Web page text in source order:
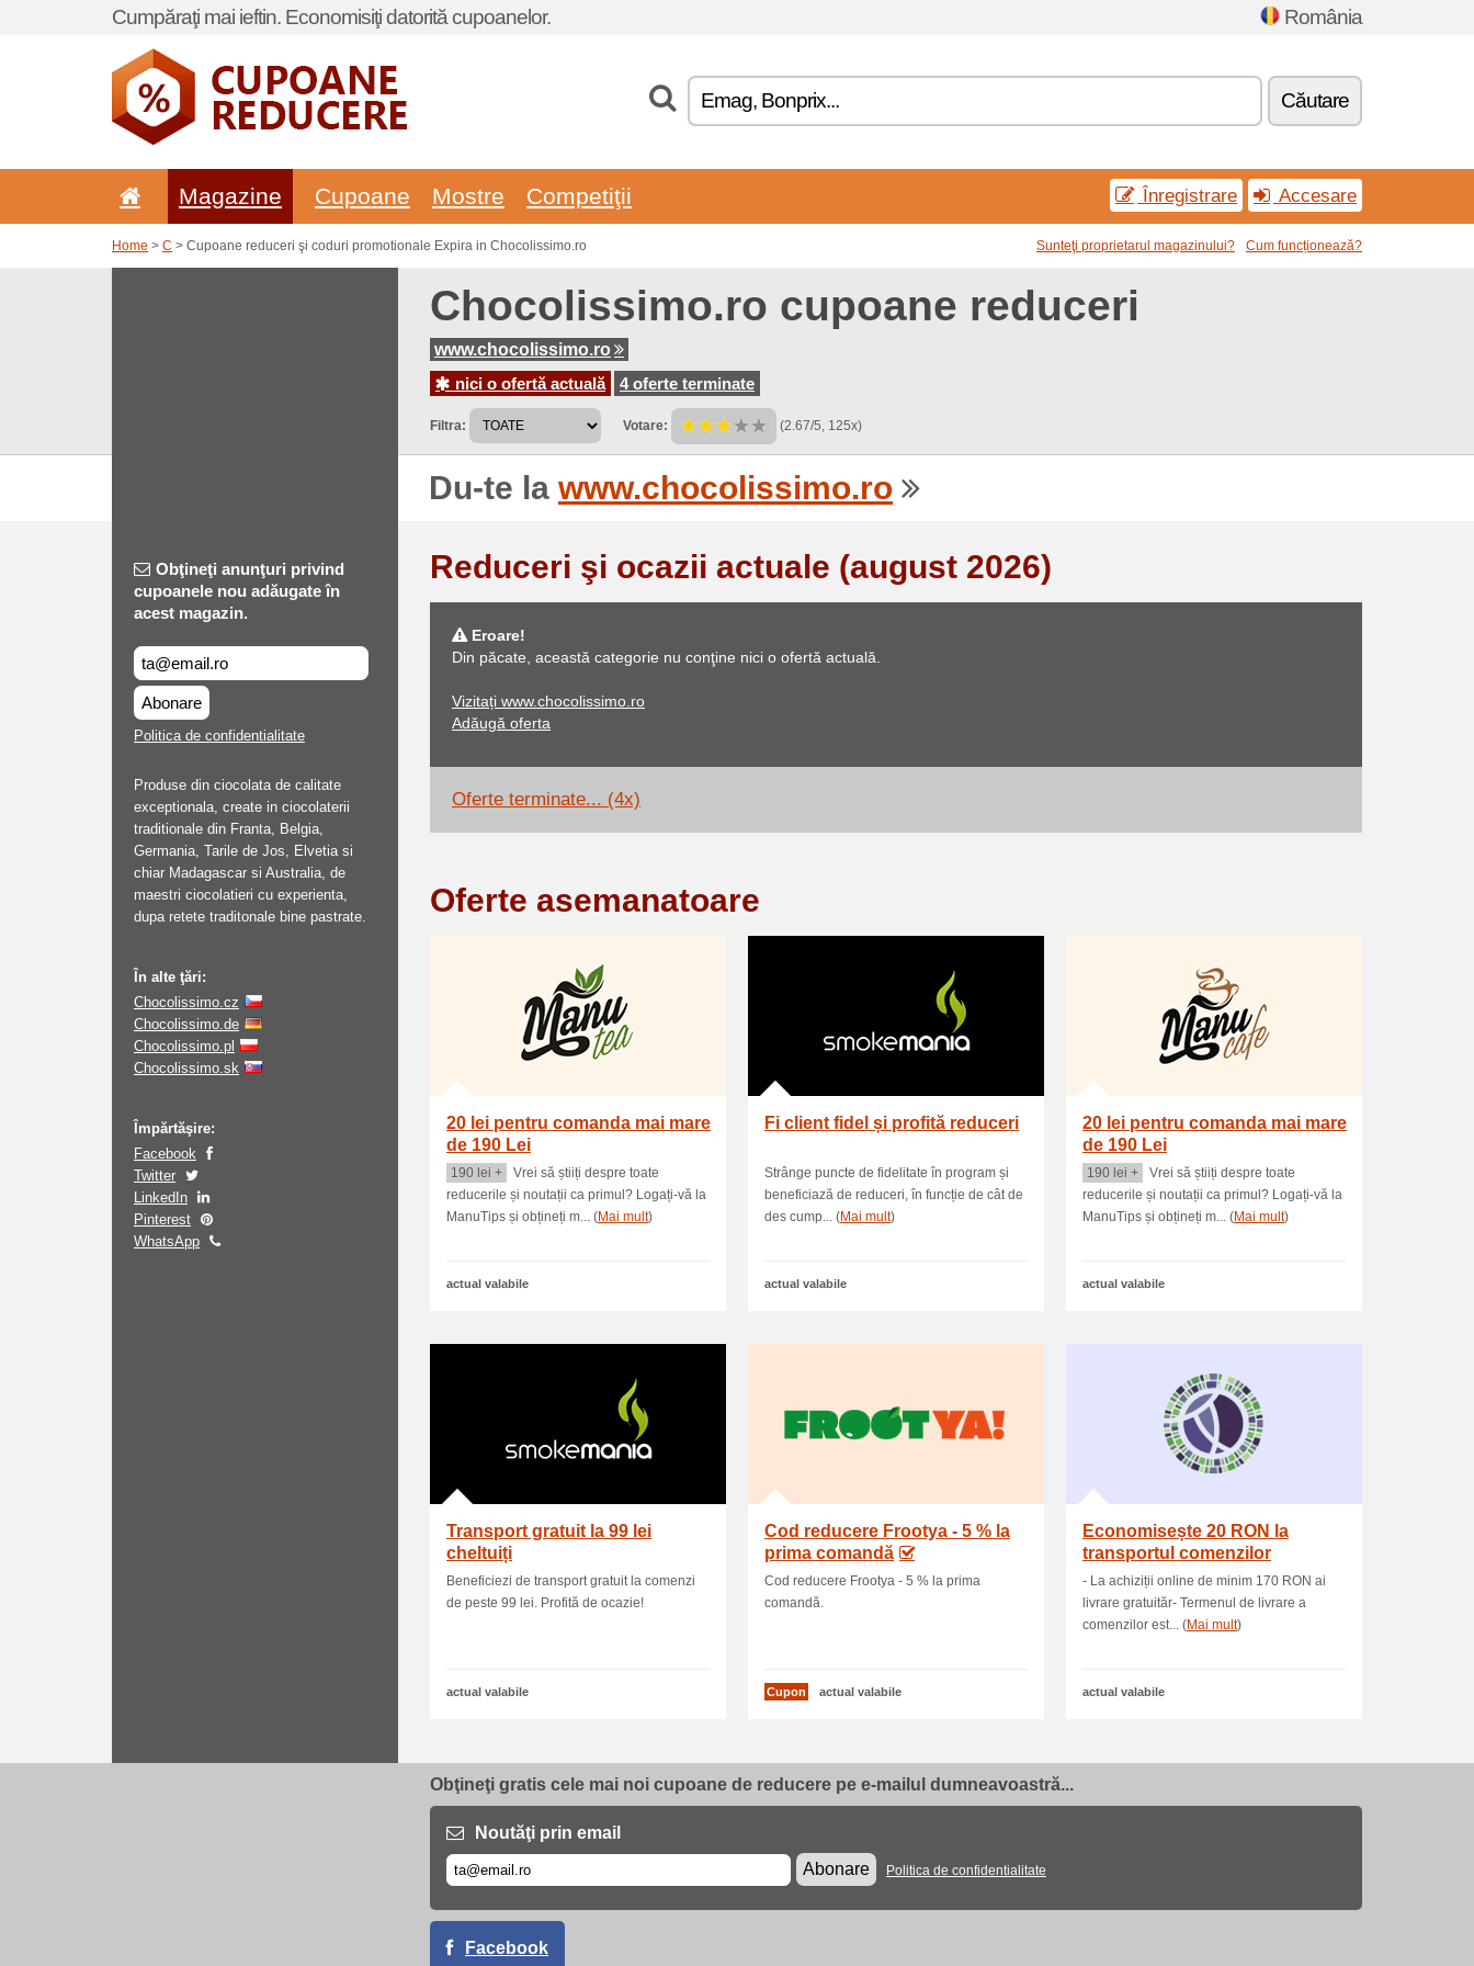
Cumpăraţi mai ieftin. Economisiţi datorită cupoanelor. România
Căutare
Magazine Cupoane Mostre Competiţii Înregistrare Accesare
Home > C > Cupoane reduceri şi coduri promotionale Expira in Chocolissimo.ro Sunteţi proprietarul magazinului? Cum funcționează?
Chocolissimo.ro cupoane reduceri
www.chocolissimo.ro
nici o ofertă actuală
4 oferte terminate
Filtra: Votare: (2.67/5, 125x)
Du-te la www.chocolissimo.ro
Obţineţi anunţuri privind
cupoanele nou adăugate în
acest magazin.
Abonare
Politica de confidentialitate
Produse din ciocolata de calitate
exceptionala, create in ciocolaterii
traditionale din Franta, Belgia,
Germania, Tarile de Jos, Elvetia si
chiar Madagascar si Australia, de
maestri ciocolatieri cu experienta,
dupa retete traditonale bine pastrate.
În alte ţări:
Chocolissimo.cz
Chocolissimo.de
Chocolissimo.pl
Chocolissimo.sk
Împărtăşire:
Facebook
Twitter
LinkedIn
Pinterest
WhatsApp
Reduceri şi ocazii actuale (august 2026)
Eroare!
Din păcate, această categorie nu conţine nici o ofertă actuală.
Vizitați www.chocolissimo.ro
Adăugă oferta
Oferte terminate... (4x)
Oferte asemanatoare
20 lei pentru comanda mai mare
de 190 Lei
190 lei +
Vrei să știiți despre toate
reducerile și noutații ca primul? Logați-vă la
ManuTips și obțineți m... (Mai mult)
actual valabile
Fi client fidel și profită reduceri
Strânge puncte de fidelitate în program și
beneficiază de reduceri, în funcție de cât de
des cump... (Mai mult)
actual valabile
20 lei pentru comanda mai mare
de 190 Lei
190 lei +
Vrei să știiți despre toate
reducerile și noutații ca primul? Logați-vă la
ManuTips și obțineți m... (Mai mult)
actual valabile
Transport gratuit la 99 lei
cheltuiți
Beneficiezi de transport gratuit la comenzi
de peste 99 lei. Profită de ocazie!
actual valabile
Cod reducere Frootya - 5 % la
prima comandă
Cod reducere Frootya - 5 % la prima
comandă.
Cupon actual valabile
Economisește 20 RON la
transportul comenzilor
- La achiziții online de minim 170 RON ai
livrare gratuităr- Termenul de livrare a
comenzilor est... (Mai mult)
actual valabile
Obţineţi gratis cele mai noi cupoane de reducere pe e-mailul dumneavoastră...
Noutăţi prin email
Abonare
Politica de confidentialitate
Facebook